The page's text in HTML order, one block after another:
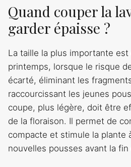
Quand couper la
garder épaisse ?
La taille la plus importante
printemps, lorsque le risque
écarté, éliminant les
raccourcissant les jeunes
coupe, plus légère, doit être
de la floraison. Il permet de
compacte et stimule la plante
nouvelles pousses avant la fin